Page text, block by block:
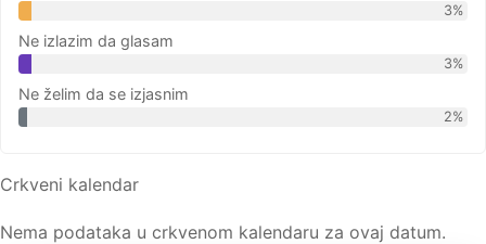
3%
Ne izlazim da glasam
3%
Ne želim da se izjasnim
2%
Crkveni kalendar
Nema podataka u crkvenom kalendaru za ovaj datum.